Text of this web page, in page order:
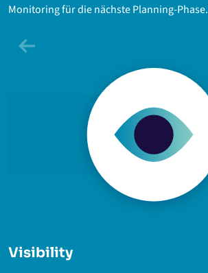
Monitoring für die nächste Planning-Phase.
Visibility